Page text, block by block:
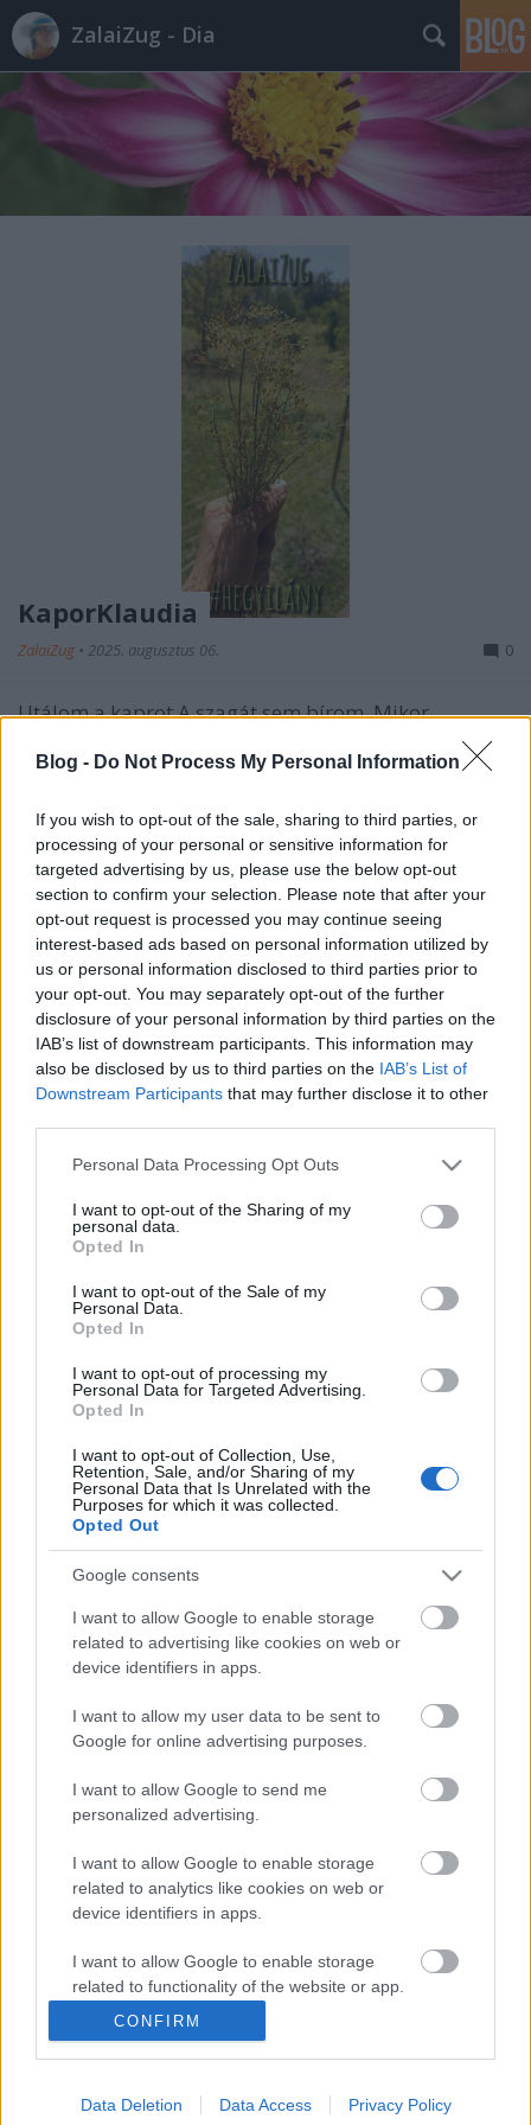
Blog - Do Not Process My Personal Information
If you wish to opt-out of the sale, sharing to third parties, or
processing of your personal or sensitive information for
targeted advertising by us, please use the below opt-out
section to confirm your selection. Please note that after your
opt-out request is processed you may continue seeing
interest-based ads based on personal information utilized by
us or personal information disclosed to third parties prior to
your opt-out. You may separately opt-out of the further
disclosure of your personal information by third parties on the
IAB’s list of downstream participants. This information may
also be disclosed by us to third parties on the IAB’s List of
Downstream Participants that may further disclose it to other
Please note that this website/app uses one or more Google
not limited to your visit or usage behaviour. You may click to
grant or deny consent to Google and its third-party tags to
use your data for below specified purposes in below Google
consent section.
Personal Data Processing Opt Outs
I want to opt-out of the Sharing of my
personal data.
Opted In
I want to opt-out of the Sale of my
Personal Data.
Opted In
I want to opt-out of processing my
Personal Data for Targeted Advertising.
Opted In
I want to opt-out of Collection, Use,
Retention, Sale, and/or Sharing of my
Personal Data that Is Unrelated with the
Purposes for which it was collected.
Opted Out
Google consents
I want to allow Google to enable storage
related to advertising like cookies on web or
device identifiers in apps.
I want to allow my user data to be sent to
Google for online advertising purposes.
I want to allow Google to send me
personalized advertising.
I want to allow Google to enable storage
related to analytics like cookies on web or
device identifiers in apps.
I want to allow Google to enable storage
related to functionality of the website or app.
I want to allow Google to enable storage
related to personalization.
I want to allow Google to enable storage
CONFIRM
Data Deletion Data Access Privacy Policy
ZalaiZug - Dia
KaporKlaudia
ZalaiZug • 2025. augusztus 06. 0
Utálom a kaprot A szagát sem bírom. Mikor
gyerekként tökfőzelékben kellett ennem, konkrétan
volt, hogy visszahánytam az egészet. De eldöntenem
diktátor volt, ennem kellett. Ez van fiam – mondta.
Ne válogass. És ugyan hányni sem szeretek, de
legalább…
Zavar? És? Mit teszel ellene?
Vagy azért, hogy elérd amit szeretnél?
Tegnap munka közben fel-felnézegettem, és
figyelgettem körbe az embereken, nem elítélően,
inkább kíváncsian. Leginkább a külső jegyeket.
Elhízás, foghiány, öltözködés, frizura, miegymás. S
azt figyeltem, kinek milyen a mozdulata,
energetikája. Ki érzi jól magát, ki elégedett és
mosolyog őszintén és…
Learatom a vihart!
ZalaiZug•2025. augusztus 03.
Miért félünk a vihartól? Tegnap késő este viharban